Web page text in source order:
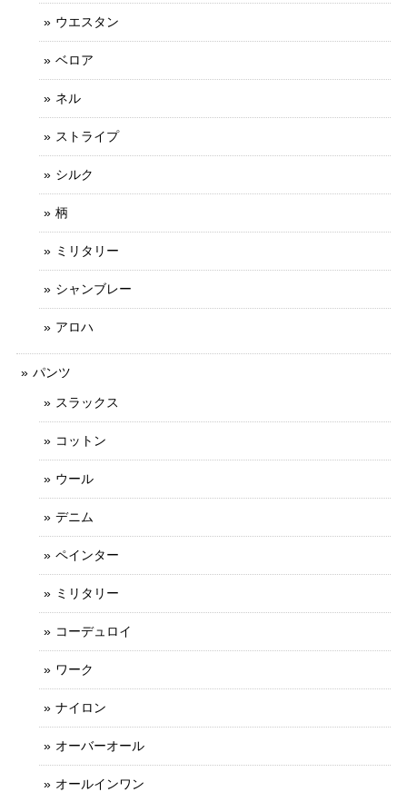
ウエスタン
ベロア
ネル
ストライプ
シルク
柄
ミリタリー
シャンブレー
アロハ
パンツ
スラックス
コットン
ウール
デニム
ペインター
ミリタリー
コーデュロイ
ワーク
ナイロン
オーバーオール
オールインワン